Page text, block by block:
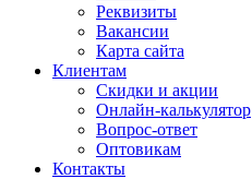
Реквизиты
Вакансии
Карта сайта
Клиентам
Скидки и акции
Онлайн-калькулятор
Вопрос-ответ
Оптовикам
Контакты